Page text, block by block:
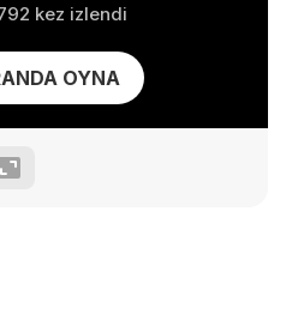
kez izlendi
OYNA